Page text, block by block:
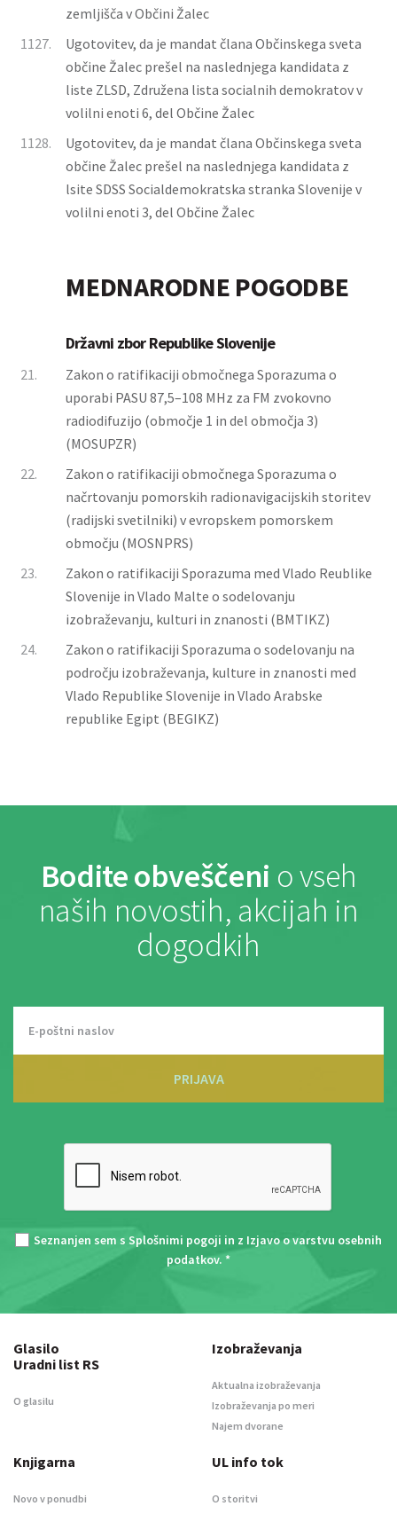
zemljišča v Občini Žalec
1127.
Ugotovitev, da je mandat člana Občinskega sveta
občine Žalec prešel na naslednjega kandidata z
liste ZLSD, Združena lista socialnih demokratov v
volilni enoti 6, del Občine Žalec
1128.
Ugotovitev, da je mandat člana Občinskega sveta
občine Žalec prešel na naslednjega kandidata z
lsite SDSS Socialdemokratska stranka Slovenije v
volilni enoti 3, del Občine Žalec
MEDNARODNE POGODBE
Državni zbor Republike Slovenije
21.
Zakon o ratifikaciji območnega Sporazuma o
uporabi PASU 87,5–108 MHz za FM zvokovno
radiodifuzijo (območje 1 in del območja 3)
(MOSUPZR)
22.
Zakon o ratifikaciji območnega Sporazuma o
načrtovanju pomorskih radionavigacijskih storitev
(radijski svetilniki) v evropskem pomorskem
območju (MOSNPRS)
23.
Zakon o ratifikaciji Sporazuma med Vlado Reublike
Slovenije in Vlado Malte o sodelovanju
izobraževanju, kulturi in znanosti (BMTIKZ)
24.
Zakon o ratifikaciji Sporazuma o sodelovanju na
področju izobraževanja, kulture in znanosti med
Vlado Republike Slovenije in Vlado Arabske
republike Egipt (BEGIKZ)
Bodite obveščeni o vseh
naših novostih, akcijah in
dogodkih
PRIJAVA
Seznanjen sem s Splošnimi pogoji in z Izjavo o varstvu osebnih
podatkov. *
Glasilo
Uradni list RS
O glasilu
Izobraževanja
Aktualna izobraževanja
Izobraževanja po meri
Najem dvorane
Knjigarna
Novo v ponudbi
UL info tok
O storitvi